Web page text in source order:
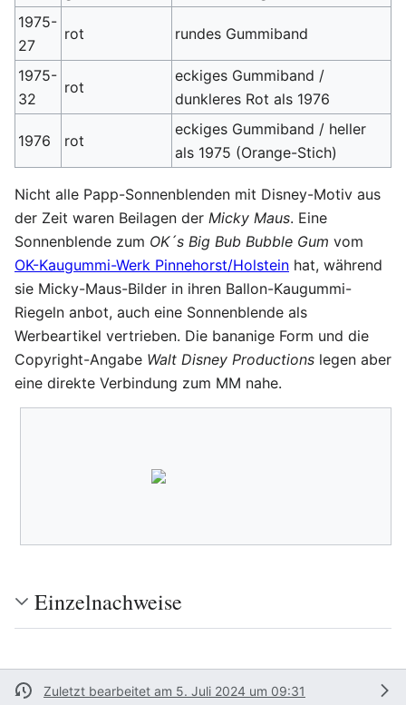
1975-
27
rot rundes Gummiband
1975-
32
rot
eckiges Gummiband /
dunkleres Rot als 1976
1976 rot
eckiges Gummiband / heller
als 1975 (Orange-Stich)
Nicht alle Papp-Sonnenblenden mit Disney-Motiv aus
der Zeit waren Beilagen der Micky Maus. Eine
Sonnenblende zum OK´s Big Bub Bubble Gum vom
OK-Kaugummi-Werk Pinnehorst/Holstein hat, während
sie Micky-Maus-Bilder in ihren Ballon-Kaugummi-
Riegeln anbot, auch eine Sonnenblende als
Werbeartikel vertrieben. Die bananige Form und die
Copyright-Angabe Walt Disney Productions legen aber
eine direkte Verbindung zum MM nahe.
Einzelnachweise
Zuletzt bearbeitet am 5. Juli 2024 um 09:31